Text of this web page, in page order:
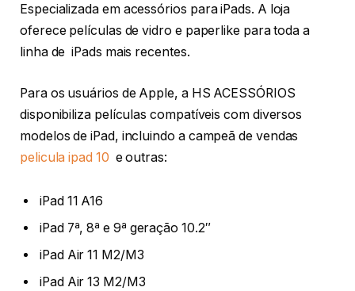
Especializada em acessórios para iPads. A loja
oferece películas de vidro e paperlike para toda a
linha de iPads mais recentes.
Para os usuários de Apple, a HS ACESSÓRIOS
disponibiliza películas compatíveis com diversos
modelos de iPad, incluindo a campeã de vendas
pelicula ipad 10 e outras:
iPad 11 A16
iPad 7ª, 8ª e 9ª geração 10.2″
iPad Air 11 M2/M3
iPad Air 13 M2/M3